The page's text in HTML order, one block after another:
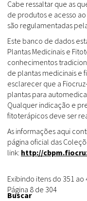
Cabe ressaltar que as
de produtos e acesso
são regulamentadas
Este banco de dados
Plantas Medicinais e
conhecimentos
de plantas medicinais e
esclarecer que a
plantas para
Qualquer indicação e
fitoterápicos deve ser
As informações aqui
página oficial das
link: http://
Exibindo itens do 351 ao
Página 8 de 304
Buscar